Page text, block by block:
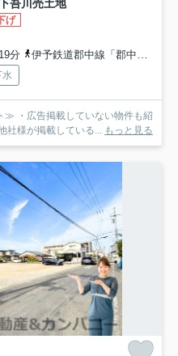
吾川売土地
げ
分
伊予鉄道郡中線「郡中」駅 徒歩21分
水
・広告掲載していない物件も紹
様が掲載している...
もっと見る